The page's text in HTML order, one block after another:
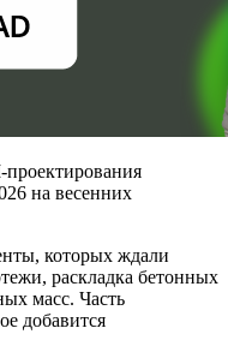
на весенних
которых ждали
раскладка бетонных
масс. Часть
добавится